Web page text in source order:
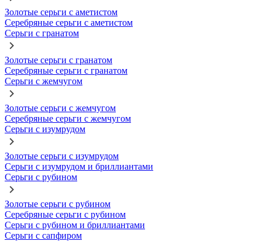
Золотые серьги с аметистом
Серебряные серьги с аметистом
Серьги с гранатом
Золотые серьги с гранатом
Серебряные серьги с гранатом
Серьги с жемчугом
Золотые серьги с жемчугом
Серебряные серьги с жемчугом
Серьги с изумрудом
Золотые серьги с изумрудом
Серьги с изумрудом и бриллиантами
Серьги с рубином
Золотые серьги с рубином
Серебряные серьги с рубином
Серьги с рубином и бриллиантами
Серьги с сапфиром